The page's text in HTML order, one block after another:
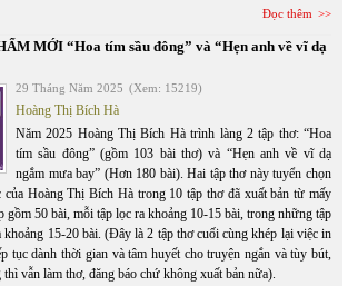
Đọc thêm
MỚI “Hoa tím sầu đông” và “Hẹn anh về vĩ dạ
29 Tháng Năm 2025 (Xem: 15219)
Hoàng Thị Bích Hà
Năm 2025 Hoàng Thị Bích Hà trình làng 2 tập thơ: “Hoa
tím sầu đông” (gồm 103 bài thơ) và “Hẹn anh về vĩ dạ
ngắm mưa bay” (Hơn 180 bài). Hai tập thơ này tuyển chọn
của Hoàng Thị Bích Hà trong 10 tập thơ đã xuất bản từ mấy
gồm 50 bài, mỗi tập lọc ra khoảng 10-15 bài, trong những tập
khoảng 15-20 bài. (Đây là 2 tập thơ cuối cùng khép lại việc in
tục dành thời gian và tâm huyết cho truyện ngắn và tùy bút,
thì vẫn làm thơ, đăng báo chứ không xuất bản nữa).